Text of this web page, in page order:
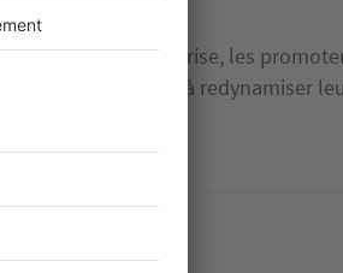
dans la crise, les
mesures visant à redynamiser